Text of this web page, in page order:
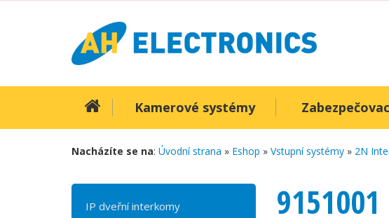
Kamerové systémy
Nacházíte se na: Úvodní strana » Eshop » Vstupní systémy » 2N
IP dveřní interkomy
9151001